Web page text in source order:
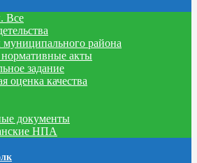
Все
района
акты
задание
оценка качества
документы
НПА